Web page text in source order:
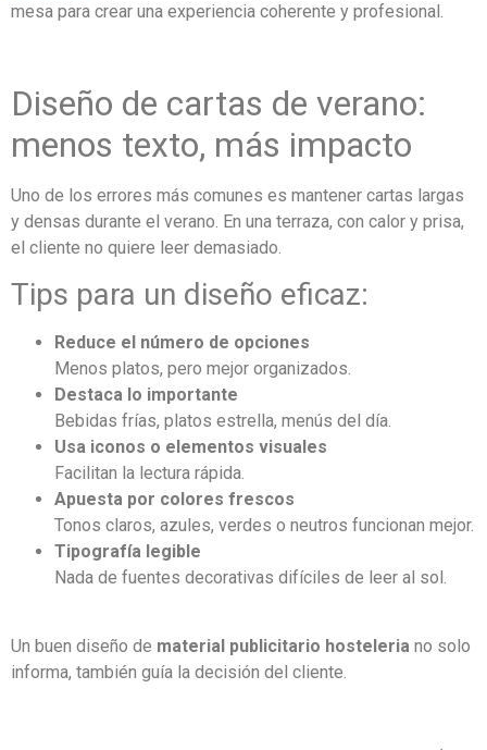
mesa para crear una experiencia coherente y profesional.
Diseño de cartas de verano:
menos texto, más impacto
Uno de los errores más comunes es mantener cartas largas
y densas durante el verano. En una terraza, con calor y prisa,
el cliente no quiere leer demasiado.
Tips para un diseño eficaz:
Reduce el número de opciones
Menos platos, pero mejor organizados.
Destaca lo importante
Bebidas frías, platos estrella, menús del día.
Usa iconos o elementos visuales
Facilitan la lectura rápida.
Apuesta por colores frescos
Tonos claros, azules, verdes o neutros funcionan mejor.
Tipografía legible
Nada de fuentes decorativas difíciles de leer al sol.
Un buen diseño de material publicitario hosteleria no solo
informa, también guía la decisión del cliente.